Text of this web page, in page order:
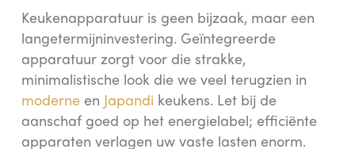
Keukenapparatuur is geen bijzaak, maar een
langetermijninvestering. Geïntegreerde
apparatuur zorgt voor die strakke,
minimalistische look die we veel terugzien in
moderneen Japandi keukens. Let bij de
aanschaf goed op het energielabel; efficiënte
apparaten verlagen uw vaste lasten enorm.